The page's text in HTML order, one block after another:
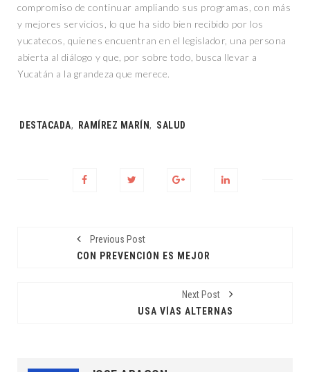
compromiso de continuar ampliando sus programas, con más
y mejores servicios, lo que ha sido bien recibido por los
yucatecos, quienes encuentran en el legislador, una persona
abierta al diálogo y que, por sobre todo, busca llevar a
Yucatán a la grandeza que merece.
Tags:
DESTACADA, RAMÍREZ MARÍN, SALUD
Previous Post
CON PREVENCIÓN ES MEJOR
Next Post
USA VÍAS ALTERNAS